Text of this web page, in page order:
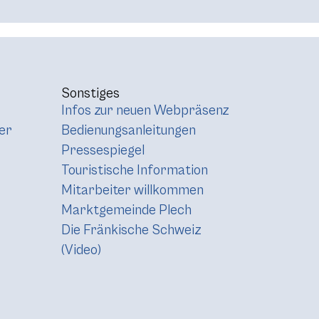
Sonstiges
Infos zur neuen Webpräsenz
Bedienungsanleitungen
Pressespiegel
Touristische Information
Mitarbeiter willkommen
Marktgemeinde Plech
Die Fränkische Schweiz
(Video)